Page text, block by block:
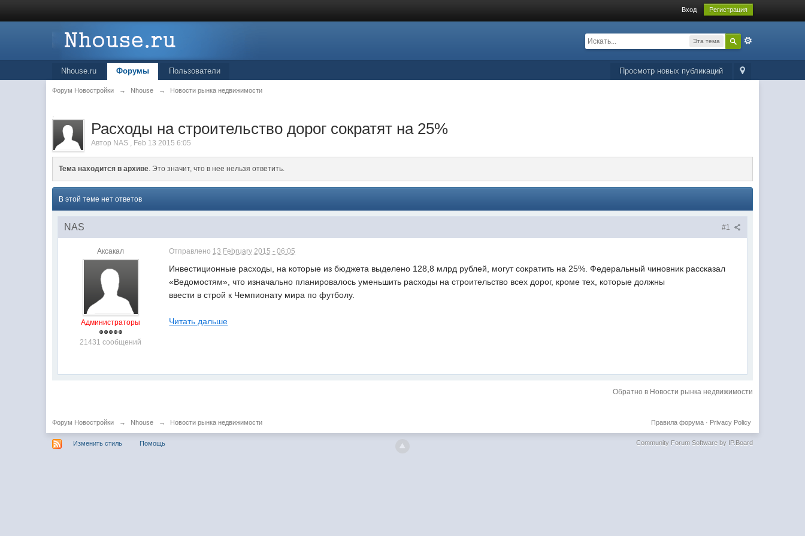
Вход Регистрация
Эта тема
Просмотр новых публикаций
Nhouse.ru Форумы Пользователи
Форум Новостройки → Nhouse → Новости рынка недвижимости
.
Расходы на строительство дорог сократят на 25%
Автор NAS , Feb 13 2015 6:05
Тема находится в архиве. Это значит, что в нее нельзя ответить.
В этой теме нет ответов
#1
NAS
Аксакал
Администраторы
21431 сообщений
Отправлено 13 February 2015 - 06:05
Инвестиционные расходы, на которые из бюджета выделено 128,8 млрд рублей, могут сократить на 25%. Федеральный чиновник рассказал
«Ведомостям», что изначально планировалось уменьшить расходы на строительство всех дорог, кроме тех, которые должны
ввести в строй к Чемпионату мира по футболу.
Читать дальше
Обратно в Новости рынка недвижимости
Форум Новостройки → Nhouse → Новости рынка недвижимости Privacy Policy
Правила форума·
Изменить стиль Помощь Community Forum Software by IP.Board